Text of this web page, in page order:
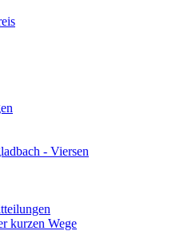
- Viersen
kurzen Wege